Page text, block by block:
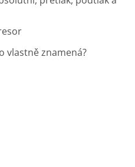
vlastně znamená?